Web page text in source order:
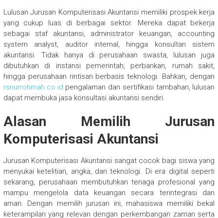
Lulusan Jurusan Komputerisasi Akuntansi memiliki prospek kerja
yang cukup luas di berbagai sektor. Mereka dapat bekerja
sebagai staf akuntansi, administrator keuangan, accounting
system analyst, auditor internal, hingga konsultan sistem
akuntansi. Tidak hanya di perusahaan swasta, lulusan juga
dibutuhkan di instansi pemerintah, perbankan, rumah sakit,
hingga perusahaan rintisan berbasis teknologi. Bahkan, dengan
rsnurrohmah.co.id pengalaman dan sertifikasi tambahan, lulusan
dapat membuka jasa konsultasi akuntansi sendiri.
Alasan Memilih Jurusan
Komputerisasi Akuntansi
Jurusan Komputerisasi Akuntansi sangat cocok bagi siswa yang
menyukai ketelitian, angka, dan teknologi. Di era digital seperti
sekarang, perusahaan membutuhkan tenaga profesional yang
mampu mengelola data keuangan secara terintegrasi dan
aman. Dengan memilih jurusan ini, mahasiswa memiliki bekal
keterampilan yang relevan dengan perkembangan zaman serta